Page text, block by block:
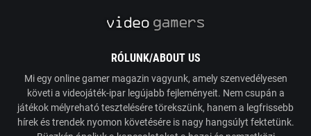
RÓLUNK/ABOUT US
Mi egy online gamer magazin vagyunk, amely szenvedélyesen
követi a videojáték-ipar legújabb fejleményeit. Nem csupán a
játékok mélyreható tesztelésére törekszünk, hanem a legfrissebb
hírek és trendek nyomon követésére is nagy hangsúlyt fektetünk.